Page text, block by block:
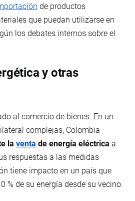
de productos
que puedan utilizarse en
los debates internos sobre el
y otras
al comercio de bienes. En un
complejas, Colombia
la venta de energía eléctrica a
respuestas a las medidas
tiene impacto en un país que
% de su energía desde su vecino.